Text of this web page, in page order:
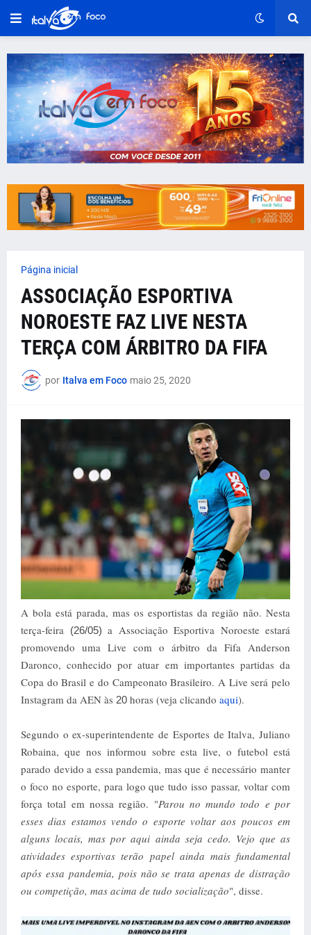
Página inicial
ASSOCIAÇÃO ESPORTIVA
NOROESTE FAZ LIVE NESTA
TERÇA COM ÁRBITRO DA FIFA
por Italva em Foco maio 25, 2020
A bola está parada, mas os esportistas da região não. Nesta
terça-feira (26/05) a Associação Esportiva Noroeste estará
promovendo uma Live com o árbitro da Fifa Anderson
Daronco, conhecido por atuar em importantes partidas da
Copa do Brasil e do Campeonato Brasileiro. A Live será pelo
Instagram da AEN às 20 horas (veja clicando aqui).
Segundo o ex-superintendente de Esportes de Italva, Juliano
Robaina, que nos informou sobre esta live, o futebol está
parado devido a essa pandemia, mas que é necessário manter
o foco no esporte, para logo que tudo isso passar, voltar com
força total em nossa região. "Parou no mundo todo e por
esses dias estamos vendo o esporte voltar aos poucos em
alguns locais, mas por aqui ainda seja cedo. Vejo que as
atividades esportivas terão papel ainda mais fundamental
após essa pandemia, pois não se trata apenas de distração
ou competição, mas acima de tudo socialização", disse.